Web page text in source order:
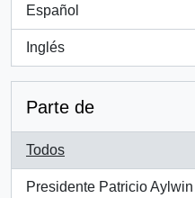
Español
, 43737 resultados
Inglés
, 3 resultados
Parte de
Todos
Presidente Patricio